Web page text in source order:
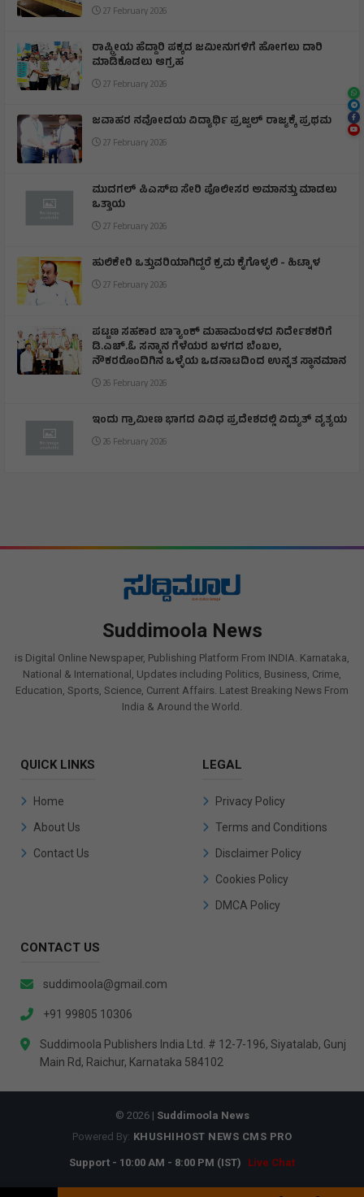
27 February 2026
ರಾಷ್ಟ್ರೀಯ ಹೆದ್ದಾರಿ ಪಕ್ಕದ ಜಮೀನುಗಳಿಗೆ ಹೋಗಲು ದಾರಿ
ಮಾಡಿಕೊಡಲು ಆಗ್ರಹ
27 February 2026
ಜವಾಹರ ನವೋದಯ ವಿದ್ಯಾರ್ಥಿ ಪ್ರಜ್ವಲ್ ರಾಜ್ಯಕ್ಕೆ ಪ್ರಥಮ
27 February 2026
ಮುದಗಲ್ ಪಿಎಸ್‌ಐ ಸೇರಿ ಪೊಲೀಸರ ಅಮಾನತ್ತು ಮಾಡಲು
ಒತ್ತಾಯ
27 February 2026
ಹುಲಿಕೇರಿ ಒತ್ತುವರಿಯಾಗಿದ್ದರೆ ಕ್ರಮ ಕೈಗೊಳ್ಳಲಿ - ಹಿಟ್ನಾಳ
27 February 2026
ಪಟ್ಟಣ ಸಹಕಾರ ಬ್ಯಾಾಂಕ್ ಮಹಾಮಂಡಳದ ನಿರ್ದೇಶಕರಿಗೆ
ಡಿ.ಎಚ್.ಓ ಸನ್ಮಾನ ಗೆಳೆಯರ ಬಳಗದ ಬೆಂಬಲ,
ನೌಕರರೊಂದಿಗಿನ ಒಳ್ಳೆಯ ಒಡನಾಟದಿಂದ ಉನ್ನತ ಸ್ಥಾನಮಾನ
26 February 2026
ಇಂದು ಗ್ರಾಮೀಣ ಭಾಗದ ವಿವಿಧ ಪ್ರದೇಶದಲ್ಲಿ ವಿದ್ಯುತ್ ವ್ಯತ್ಯಯ
26 February 2026
Suddimoola News
is Digital Online Newspaper, Publishing Platform From INDIA. Karnataka,
National & International, Updates including Politics, Business, Crime,
Education, Sports, Science, Current Affairs. Latest Breaking News From
India & Around the World.
QUICK LINKS
Home
About Us
Contact Us
LEGAL
Privacy Policy
Terms and Conditions
Disclaimer Policy
Cookies Policy
DMCA Policy
CONTACT US
suddimoola@gmail.com
+91 99805 10306
Suddimoola Publishers India Ltd. # 12-7-196, Siyatalab, Gunj
Main Rd, Raichur, Karnataka 584102
© 2026 | Suddimoola News
Powered By: KHUSHIHOST NEWS CMS PRO
Support - 10:00 AM - 8:00 PM (IST) Live Chat